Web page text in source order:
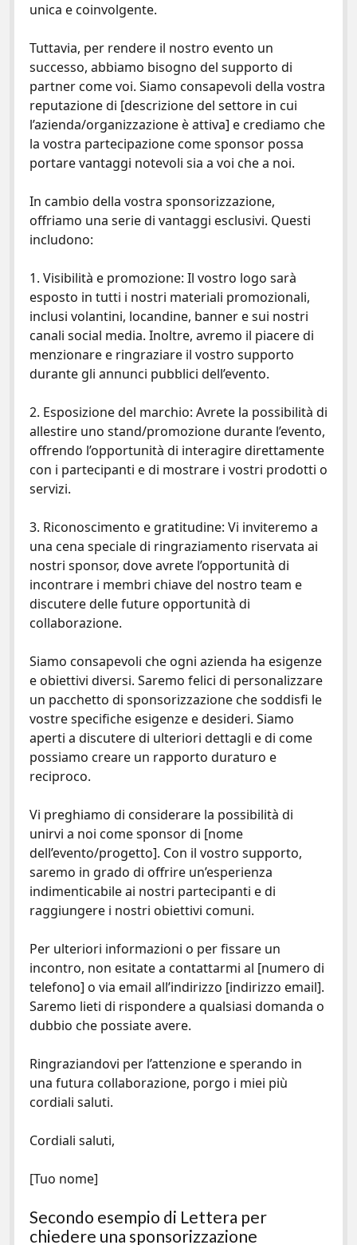
unica e coinvolgente.
Tuttavia, per rendere il nostro evento un
successo, abbiamo bisogno del supporto di
partner come voi. Siamo consapevoli della vostra
reputazione di [descrizione del settore in cui
l’azienda/organizzazione è attiva] e crediamo che
la vostra partecipazione come sponsor possa
portare vantaggi notevoli sia a voi che a noi.
In cambio della vostra sponsorizzazione,
offriamo una serie di vantaggi esclusivi. Questi
includono:
1. Visibilità e promozione: Il vostro logo sarà
esposto in tutti i nostri materiali promozionali,
inclusi volantini, locandine, banner e sui nostri
canali social media. Inoltre, avremo il piacere di
menzionare e ringraziare il vostro supporto
durante gli annunci pubblici dell’evento.
2. Esposizione del marchio: Avrete la possibilità di
allestire uno stand/promozione durante l’evento,
offrendo l’opportunità di interagire direttamente
con i partecipanti e di mostrare i vostri prodotti o
servizi.
3. Riconoscimento e gratitudine: Vi inviteremo a
una cena speciale di ringraziamento riservata ai
nostri sponsor, dove avrete l’opportunità di
incontrare i membri chiave del nostro team e
discutere delle future opportunità di
collaborazione.
Siamo consapevoli che ogni azienda ha esigenze
e obiettivi diversi. Saremo felici di personalizzare
un pacchetto di sponsorizzazione che soddisfi le
vostre specifiche esigenze e desideri. Siamo
aperti a discutere di ulteriori dettagli e di come
possiamo creare un rapporto duraturo e
reciproco.
Vi preghiamo di considerare la possibilità di
unirvi a noi come sponsor di [nome
dell’evento/progetto]. Con il vostro supporto,
saremo in grado di offrire un’esperienza
indimenticabile ai nostri partecipanti e di
raggiungere i nostri obiettivi comuni.
Per ulteriori informazioni o per fissare un
incontro, non esitate a contattarmi al [numero di
telefono] o via email all’indirizzo [indirizzo email].
Saremo lieti di rispondere a qualsiasi domanda o
dubbio che possiate avere.
Ringraziandovi per l’attenzione e sperando in
una futura collaborazione, porgo i miei più
cordiali saluti.
Cordiali saluti,
[Tuo nome]
Secondo esempio di Lettera per
chiedere una sponsorizzazione